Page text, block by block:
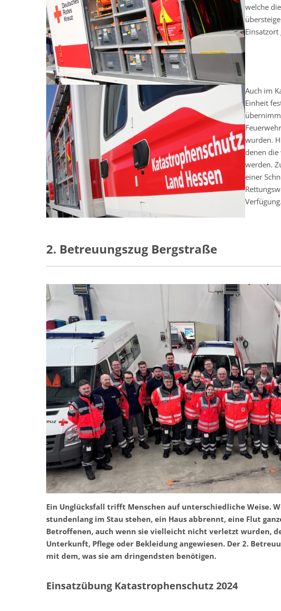
welche
Einsatzort
Auch im
Einheit
wurden.
denen
werden.
einer
Verfügung.
2. Betreuungszug Bergstraße
Ein Unglücksfall trifft Menschen auf unterschiedliche Weise.
stundenlang im Stau stehen, ein Haus abbrennt, eine Flut
Betroffenen, auch wenn sie vielleicht nicht verletzt wurden,
Unterkunft, Pflege oder Bekleidung angewiesen. Der 2.
mit dem, was sie am dringendsten benötigen.
Einsatzübung Katastrophenschutz 2024